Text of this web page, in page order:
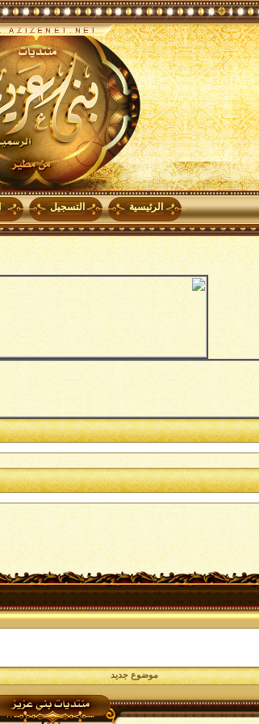
الرئيسية التسجيل
موضوع جديد